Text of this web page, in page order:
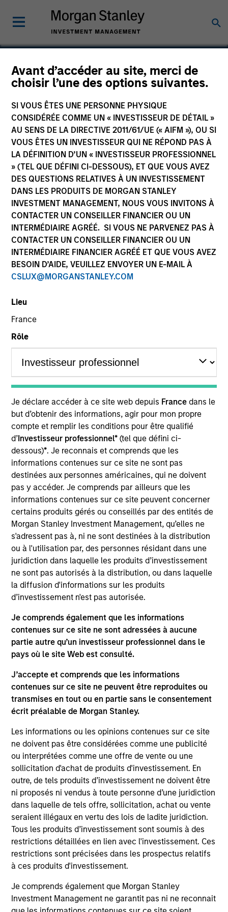
Avant d’accéder au site, merci de
choisir l’une des options suivantes.
SI VOUS ÊTES UNE PERSONNE PHYSIQUE
CONSIDÉRÉE COMME UN « INVESTISSEUR DE DÉTAIL »
AU SENS DE LA DIRECTIVE 2011/61/UE (« AIFM »), OU SI
VOUS ÊTES UN INVESTISSEUR QUI NE RÉPOND PAS À
LA DÉFINITION D’UN « INVESTISSEUR PROFESSIONNEL
» (TEL QUE DÉFINI CI-DESSOUS), ET QUE VOUS AVEZ
DES QUESTIONS RELATIVES À UN INVESTISSEMENT
DANS LES PRODUITS DE MORGAN STANLEY
INVESTMENT MANAGEMENT, NOUS VOUS INVITONS À
CONTACTER UN CONSEILLER FINANCIER OU UN
INTERMÉDIAIRE AGRÉÉ. SI VOUS NE PARVENEZ PAS À
CONTACTER UN CONSEILLER FINANCIER OU UN
INTERMÉDIAIRE FINANCIER AGRÉÉ ET QUE VOUS AVEZ
BESOIN D’AIDE, VEUILLEZ ENVOYER UN E-MAIL À
CSLUX@MORGANSTANLEY.COM
Lieu
France
Rôle
Je déclare accéder à ce site web depuis France dans le
but d’obtenir des informations, agir pour mon propre
compte et remplir les conditions pour être qualifié
d’Investisseur professionnel*(tel que défini ci-
dessous)*. Je reconnais et comprends que les
informations contenues sur ce site ne sont pas
destinées aux personnes américaines, qui ne doivent
pas y accéder. Je comprends par ailleurs que les
informations contenues sur ce site peuvent concerner
certains produits gérés ou conseillés par des entités de
Morgan Stanley Investment Management, qu’elles ne
s'adressent pas à, ni ne sont destinées à la distribution
ou à l'utilisation par, des personnes résidant dans une
juridiction dans laquelle les produits d’investissement
ne sont pas autorisés à la distribution, ou dans laquelle
la diffusion d'informations sur les produits
d’investissement n'est pas autorisée.
Je comprends également que les informations
contenues sur ce site ne sont adressées à aucune
partie autre qu’un investisseur professionnel dans le
pays où le site Web est consulté.
J’accepte et comprends que les informations
contenues sur ce site ne peuvent être reproduites ou
transmises en tout ou en partie sans le consentement
écrit préalable de Morgan Stanley.
Les informations ou les opinions contenues sur ce site
ne doivent pas être considérées comme une publicité
ou interprétées comme une offre de vente ou une
sollicitation d'achat de produits d'investissement. En
outre, de tels produits d’investissement ne doivent être
ni proposés ni vendus à toute personne d’une juridiction
dans laquelle de tels offre, sollicitation, achat ou vente
seraient illégaux en vertu des lois de ladite juridiction.
Tous les produits d’investissement sont soumis à des
restrictions détaillées en lien avec l'investissement. Ces
restrictions sont précisées dans les prospectus relatifs
à ces produits d'investissement.
Je comprends également que Morgan Stanley
Investment Management ne garantit pas ni ne reconnait
Flip AI
Technology
COUNTRY
United States
Invested on
Feb 2023
Flip.AI is a differentiated observability intelligence platform
focused on root cause analysis which DevOps teams
leverage for cost and time savings.
View Site
Investment Team
Morgan Stanley Next Level
Press Release
Flip AI Launches to Bring the ‘Holy Grail of
Observability’ to All Enterprises With $6.5
Million in Seed Funding Led by Factory
Nov 08,2023
As of July 25, 2025. The above is provided for informational
and educational purposes only. There is no guarantee that
the investment mentioned resulted in positive performance
(for realized holdings), or will perform well in the future (for
current holdings). The trademarks and service marks above
are the property of their respective owners. The information
on this website has not been authorized, sponsored, or
otherwise approved by such owners. By clicking on any
links shown here, you agree that you are navigating to a
third party site. We are providing these hyperlinks to you
only as a convenience and the inclusion of any hyperlink is
not and does not imply any endorsement, approval,
investigation, verification or monitoring by us of any
information contained in any hyperlinked site. In no event
shall we be responsible for the information contained on
the site or your use of such site.